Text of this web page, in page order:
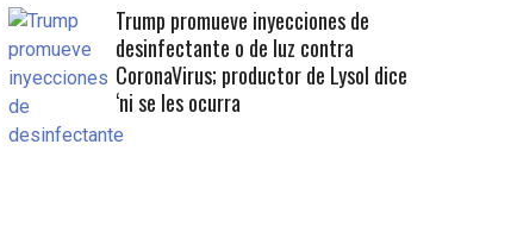
Trump promueve inyecciones de
desinfectante o de luz contra
CoronaVirus; productor de Lysol dice
‘ni se les ocurra